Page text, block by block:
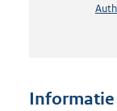
Informatie